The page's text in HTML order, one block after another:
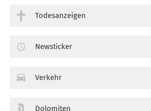
Todesanzeigen
Newsticker
Verkehr
Dolomiten